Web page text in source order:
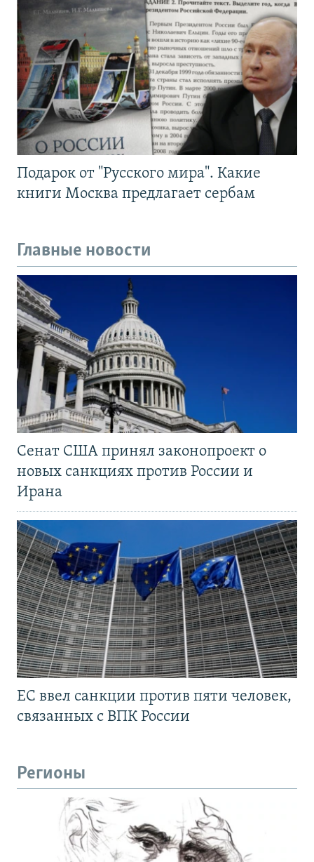
Подарок от "Русского мира". Какие
книги Москва предлагает сербам
Главные новости
Сенат США принял законопроект о
новых санкциях против России и
Ирана
ЕС ввел санкции против пяти человек,
связанных с ВПК России
Регионы